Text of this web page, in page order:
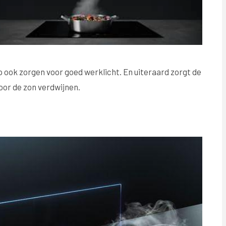
zorgen voor goed werklicht. En uiteraard zorgt de
de zon verdwijnen.